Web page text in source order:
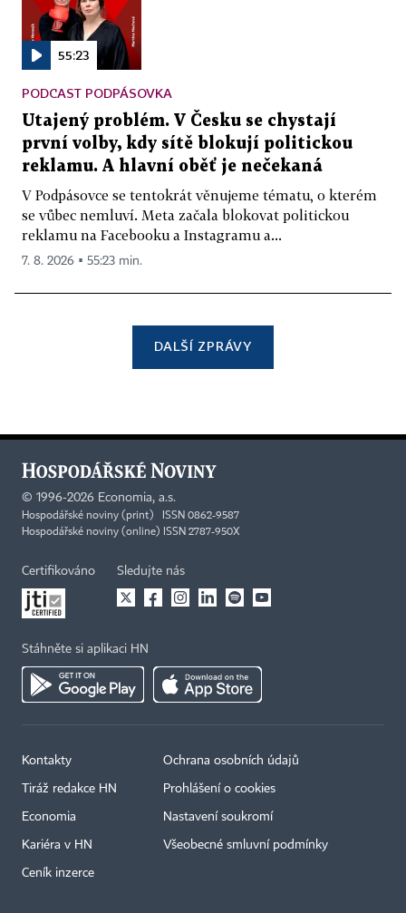
55:23
PODCAST PODPÁSOVKA
Utajený problém. V Česku se chystají
první volby, kdy sítě blokují politickou
reklamu. A hlavní oběť je nečekaná
V Podpásovce se tentokrát věnujeme tématu, o kterém
se vůbec nemluví. Meta začala blokovat politickou
reklamu na Facebooku a Instagramu a...
7. 8. 2026 ▪ 55:23 min.
DALŠÍ ZPRÁVY
© 1996-2026 Economia, a.s.
Hospodářské noviny (print) ISSN 0862-9587
Hospodářské noviny (online) ISSN 2787-950X
Certifikováno Sledujte nás
Stáhněte si aplikaci HN
Kontakty
Tiráž redakce HN
Economia
Kariéra v HN
Ceník inzerce
Ochrana osobních údajů
Prohlášení o cookies
Nastavení soukromí
Všeobecné smluvní podmínky